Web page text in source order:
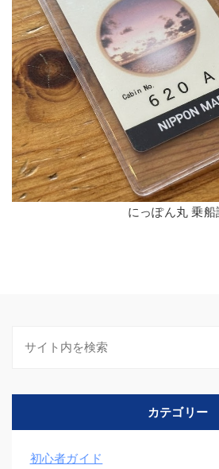
にっぽん丸 乗船
カテゴリー
初心者ガイド